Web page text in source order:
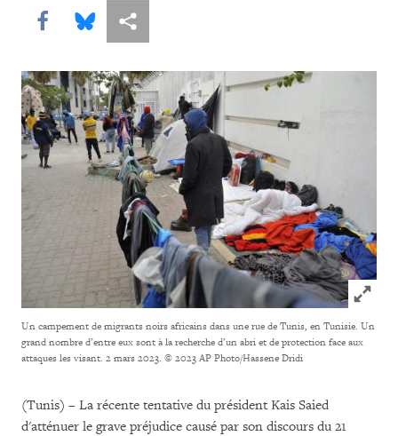
Share this via Facebook
Share this via Bluesky
Share this via Partagez
Click to
Un campement de migrants noirs africains dans une rue de Tunis, en Tunisie. Un
grand nombre d’entre eux sont à la recherche d’un abri et de protection face aux
attaques les visant. 2 mars 2023. © 2023 AP Photo/Hassene Dridi
(Tunis) – La récente tentative du président Kais Saied
d'atténuer le grave préjudice causé par son discours du 21